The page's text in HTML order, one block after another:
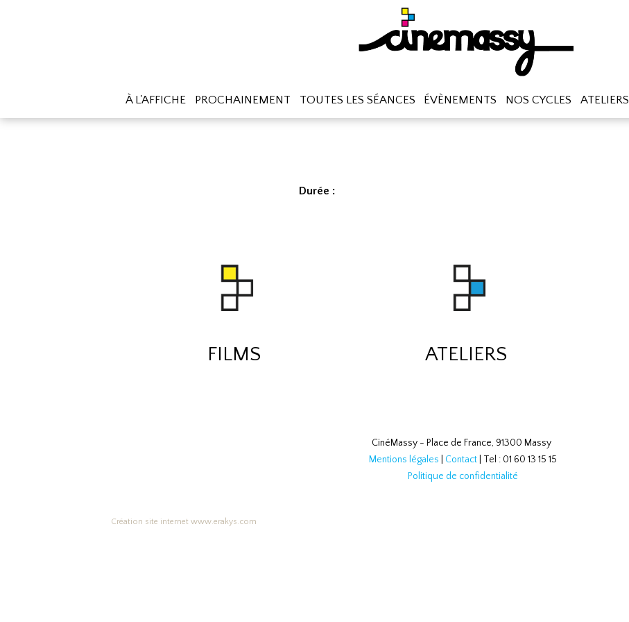
À L'AFFICHE PROCHAINEMENT TOUTES LES SÉANCES ÉVÈNEMENTS NOS CYCLES ATELIERS
Durée :
FILMS ATELIERS
CinéMassy - Place de France, 91300 Massy
Mentions légales
Contact| Tel : 01 60 13 15 15
Politique de confidentialité
Création site internet www.erakys.com